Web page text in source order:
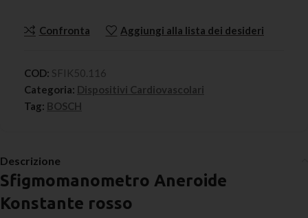
Confronta Aggiungi alla lista dei desideri
COD: SFIK50.116
Categoria: Dispositivi Cardiovascolari
Tag: BOSCH
Descrizione
Sfigmomanometro Aneroide
Konstante rosso